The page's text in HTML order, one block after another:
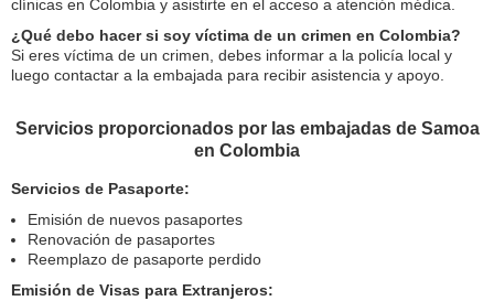
clínicas en Colombia y asistirte en el acceso a atención médica.
¿Qué debo hacer si soy víctima de un crimen en Colombia?
Si eres víctima de un crimen, debes informar a la policía local y
luego contactar a la embajada para recibir asistencia y apoyo.
Servicios proporcionados por las embajadas de Samoa
en Colombia
Servicios de Pasaporte:
Emisión de nuevos pasaportes
Renovación de pasaportes
Reemplazo de pasaporte perdido
Emisión de Visas para Extranjeros: